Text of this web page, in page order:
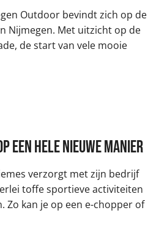
Outdoor bevindt zich op de
Nijmegen. Met uitzicht op de
de start van vele mooie
een hele nieuwe manier
verzorgt met zijn bedrijf
toffe sportieve activiteiten
Zo kan je op een e-chopper of